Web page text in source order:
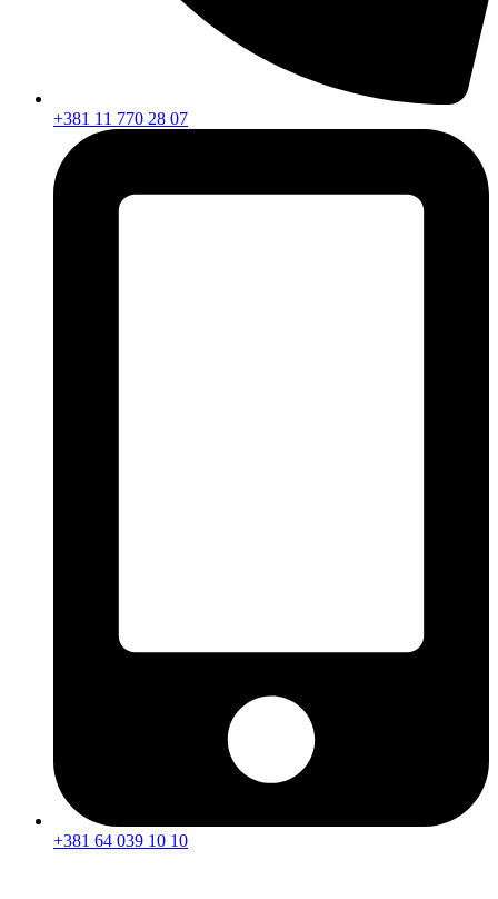
+381 11 770 28 07
+381 64 039 10 10